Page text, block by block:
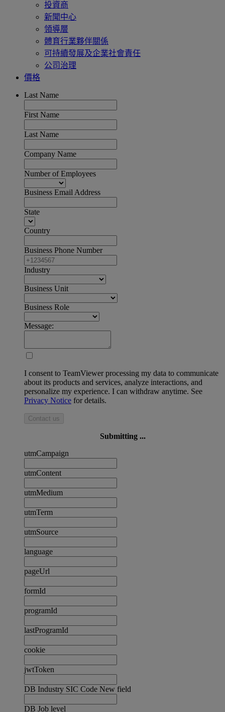
投資商
新聞中心
領導層
體育行業夥伴關係
可持續發展及企業社會責任
公司治理
價格
Last Name
First Name
Last Name
Company Name
Number of Employees
Business Email Address
State
Country
Business Phone Number
Industry
Business Unit
Business Role
Message:
I consent to TeamViewer processing my data to communicate
about its products and services, analyze interactions, and
personalize my experience. I can withdraw anytime. See
Privacy Notice for details.
Contact us
Submitting ...
utmCampaign
utmContent
utmMedium
utmTerm
utmSource
language
pageUrl
formId
programId
lastProgramId
cookie
jwtToken
DB Industry SIC Code New field
DB Job level